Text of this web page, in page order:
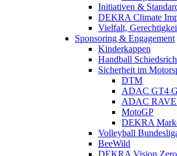
Initiativen &
DEKRA Climate
Vielfalt,
Sponsoring & Engagement
Kinderkappen
Handball
Sicherheit im
DTM
ADAC GT4
ADAC
MotoGP
DEKRA
Volleyball
BeeWild
DEKRA Vision Zero